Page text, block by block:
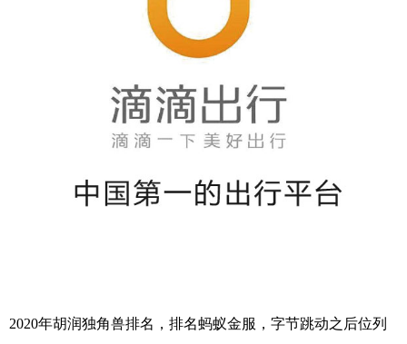
2020年胡润独角兽排名，排名蚂蚁金服，字节跳动之后位列